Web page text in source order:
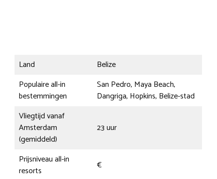
Land
Belize
Populaire all-in
bestemmingen
San Pedro, Maya Beach,
Dangriga, Hopkins, Belize-stad
Vliegtijd vanaf
Amsterdam
(gemiddeld)
23 uur
Prijsniveau all-in
resorts
€